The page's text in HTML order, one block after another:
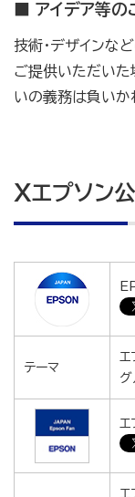
■ アイデア等
技術・デザインな
ご提供いただいた
いの義務は負いか
Xエプソン
テーマ
エ
グ
エ
エ